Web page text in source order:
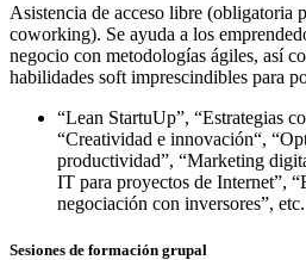
Asistencia de acceso libre (obligatoria
coworking). Se ayuda a los
negocio con metodologías ágiles, así
habilidades soft imprescindibles para
“Lean StartuUp”, “Estrategias
“Creatividad e innovación“,
productividad”, “Marketing
IT para proyectos de Internet”,
negociación con inversores”, etc.
Sesiones de formación grupal